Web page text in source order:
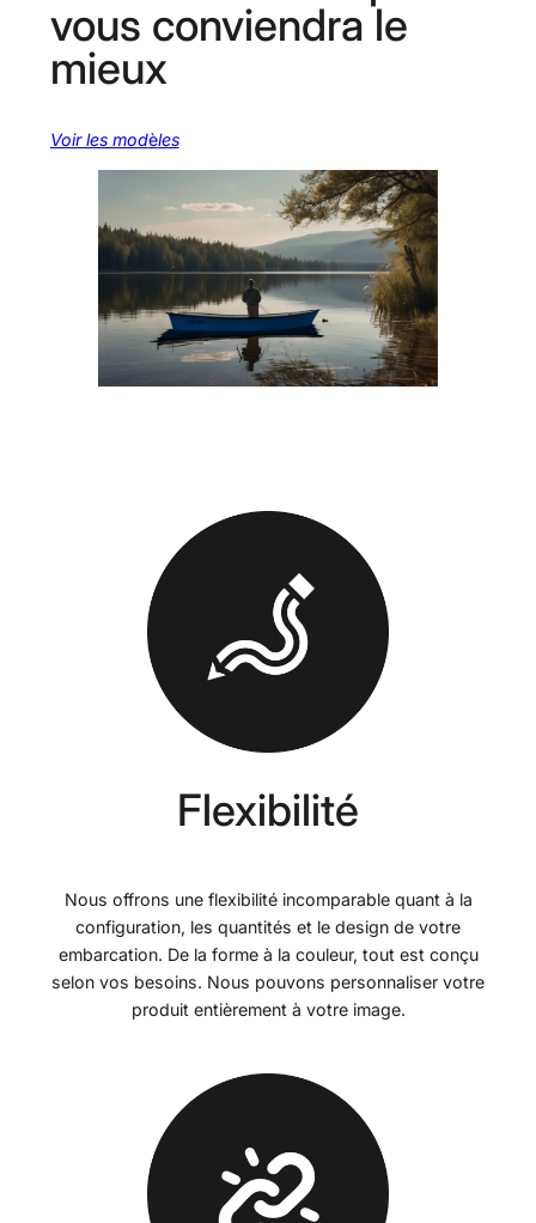
vous conviendra le
mieux
Voir les modèles
Flexibilité
Nous offrons une flexibilité incomparable quant à la
configuration, les quantités et le design de votre
embarcation. De la forme à la couleur, tout est conçu
selon vos besoins. Nous pouvons personnaliser votre
produit entièrement à votre image.